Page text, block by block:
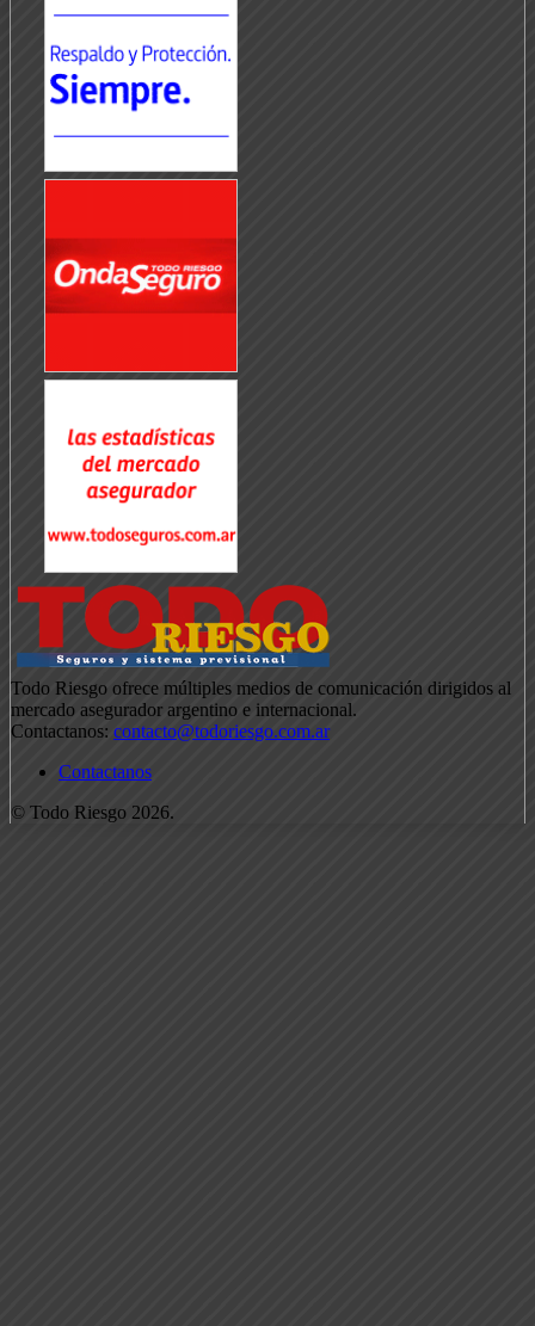
Todo Riesgo ofrece múltiples medios de comunicación dirigidos al
mercado asegurador argentino e internacional.
Contactanos: contacto@todoriesgo.com.ar
Contactanos
© Todo Riesgo 2026.